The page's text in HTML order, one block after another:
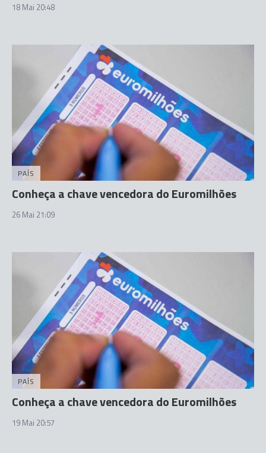
18 Mai 20:48
PAÍS
Conheça a chave vencedora do Euromilhões
26 Mai 21:09
PAÍS
Conheça a chave vencedora do Euromilhões
19 Mai 20:57